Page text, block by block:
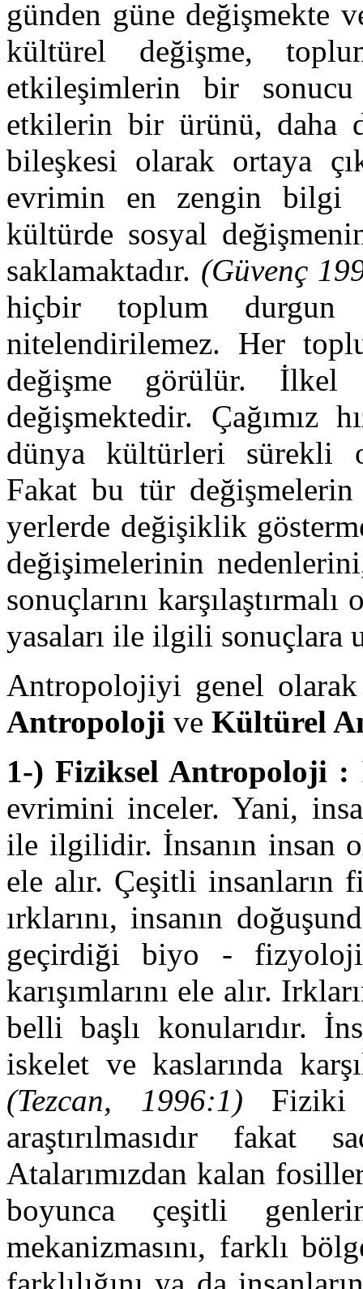
günden güne değişmekte
kültürel değişme,
etkileşimlerin bir
etkilerin bir ürünü, daha
bileşkesi olarak ortaya
evrimin en zengin bilgi
kültürde sosyal
saklamaktadır. (Güvenç
hiçbir toplum durgun
nitelendirilemez. Her
değişme görülür.
değişmektedir. Çağımız
dünya kültürleri sürekli
Fakat bu tür değişmelerin
yerlerde değişiklik
değişimelerinin
sonuçlarını
yasaları ile ilgili sonuçlara
Antropolojiyi genel
Antropoloji ve Kültürel
1-) Fiziksel Antropoloji :
evrimini inceler. Yani,
ile ilgilidir. İnsanın insan
ele alır. Çeşitli
ırklarını, insanın
geçirdiği biyo -
karışımlarını ele alır.
belli başlı konularıdır.
iskelet ve kaslarında
(Tezcan, 1996:1) Fiziki
araştırılmasıdır
Atalarımızdan kalan
boyunca çeşitli
mekanizmasını, farklı